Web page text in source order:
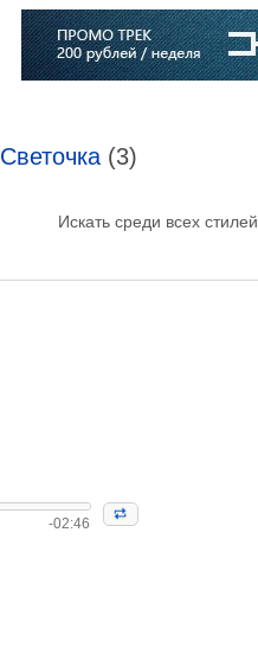
Светочка (3)
Искать среди всех стилей
-02:46